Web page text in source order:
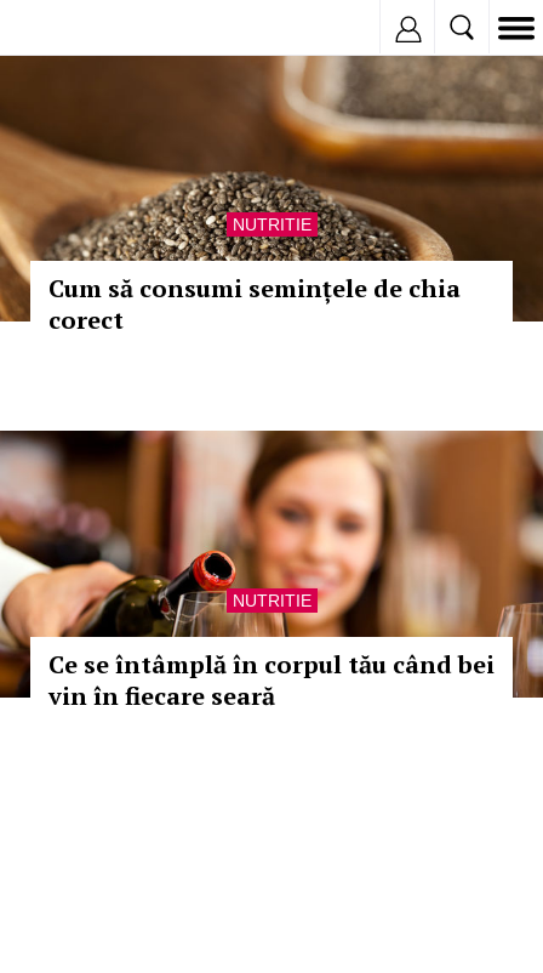
NUTRITIE
Cum să consumi semințele de chia
corect
NUTRITIE
Ce se întâmplă în corpul tău când bei
vin în fiecare seară